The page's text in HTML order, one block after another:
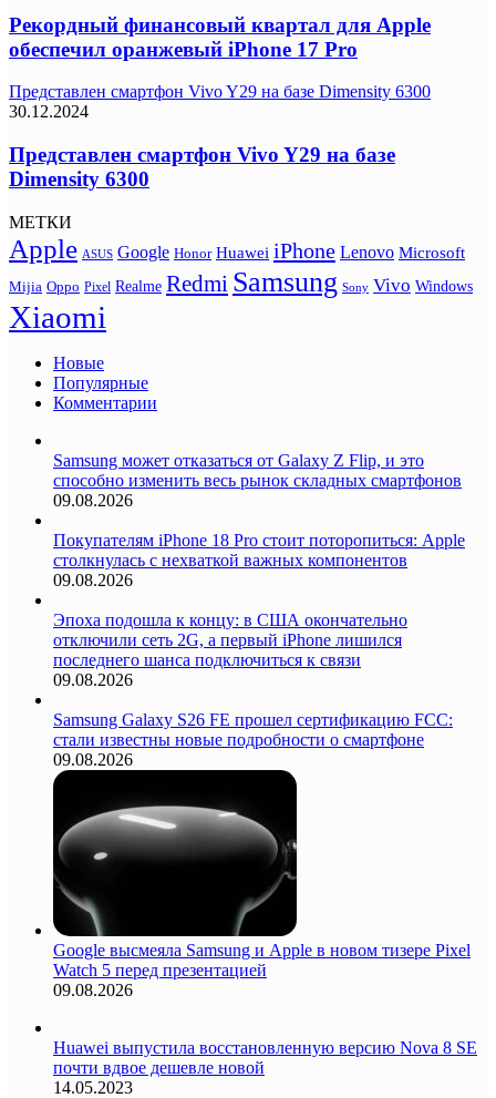
Рекордный финансовый квартал для Apple
обеспечил оранжевый iPhone 17 Pro
Представлен смартфон Vivo Y29 на базе Dimensity 6300
30.12.2024
Представлен смартфон Vivo Y29 на базе
Dimensity 6300
МЕТКИ
Apple ASUS Google Honor Huawei iPhone Lenovo Microsoft
Mijia Oppo Pixel Realme Redmi Samsung Sony Vivo Windows
Xiaomi
Новые
Популярные
Комментарии
Samsung может отказаться от Galaxy Z Flip, и это
способно изменить весь рынок складных смартфонов
09.08.2026
Покупателям iPhone 18 Pro стоит поторопиться: Apple
столкнулась с нехваткой важных компонентов
09.08.2026
Эпоха подошла к концу: в США окончательно
отключили сеть 2G, а первый iPhone лишился
последнего шанса подключиться к связи
09.08.2026
Samsung Galaxy S26 FE прошел сертификацию FCC:
стали известны новые подробности о смартфоне
09.08.2026
Google высмеяла Samsung и Apple в новом тизере Pixel
Watch 5 перед презентацией
09.08.2026
Huawei выпустила восстановленную версию Nova 8 SE
почти вдвое дешевле новой
14.05.2023